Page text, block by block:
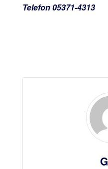
Telefon 05371-4313